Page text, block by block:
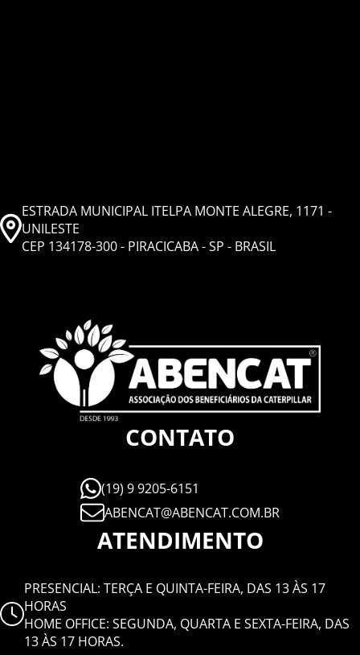
ESTRADA MUNICIPAL ITELPA MONTE ALEGRE, 1171 -
UNILESTE
CEP 134178-300 - PIRACICABA - SP - BRASIL
CONTATO
(19) 9 9205-6151
ABENCAT@ABENCAT.COM.BR
ATENDIMENTO
PRESENCIAL: TERÇA E QUINTA-FEIRA, DAS 13 ÀS 17
HORAS
HOME OFFICE: SEGUNDA, QUARTA E SEXTA-FEIRA, DAS
13 ÀS 17 HORAS.